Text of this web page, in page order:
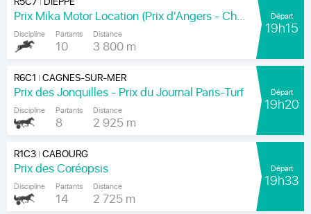
Prix Mika Motor Location (Prix d'Angers - Chamionnat Paris-Turf des Apprentis-Jeunes-Jockeys)
Discipline Partants
10
Distance
3 800 m
Départ
19h15
R6C1 |CAGNES-SUR-MER
Prix des Jonquilles - Prix du Journal Paris-Turf
Discipline Partants
8
Distance
2 925 m
Départ
19h20
R1C3|CABOURG
Prix des Coréopsis
Discipline Partants
14
Distance
2 725 m
Départ
19h33